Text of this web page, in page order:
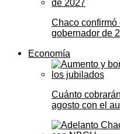
Chaco
gobernador de
Economía
Cuánto
agosto con el